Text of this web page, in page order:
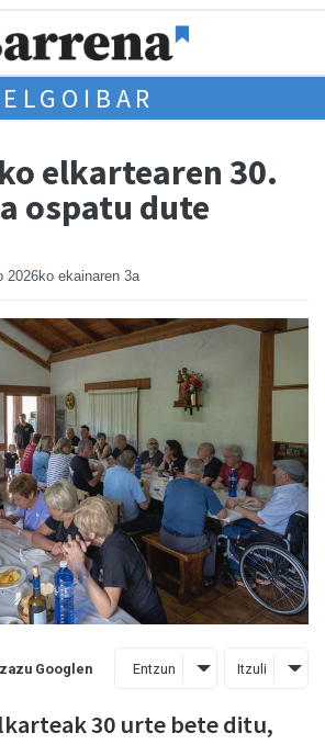
ELGOIBAR
elkartearen 30.
ospatu dute
2026ko ekainaren 3a
Googlen Entzun Itzuli
30 urte bete ditu,